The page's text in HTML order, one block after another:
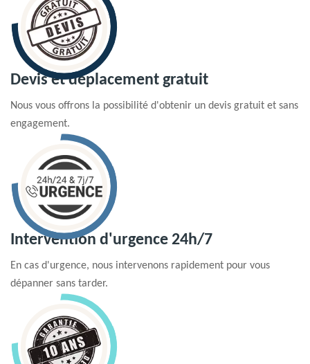
Devis et déplacement gratuit
Nous vous offrons la possibilité d'obtenir un devis gratuit et sans
engagement.
Intervention d'urgence 24h/7
En cas d'urgence, nous intervenons rapidement pour vous
dépanner sans tarder.